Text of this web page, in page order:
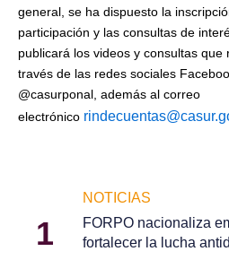
general, se ha dispuesto la
participación y las consultas de
publicará los videos y consultas que
través de las redes sociales
@casurponal, además al correo
electrónico
1
NOTICIAS
FORPO nacionaliza
fortalecer la lucha